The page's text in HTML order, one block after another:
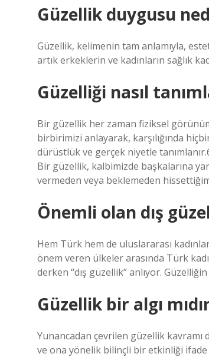
Güzellik duygusu
Güzellik, kelimenin tam anlamıyla,
artık erkeklerin ve kadınların sağlık
Güzelliği nasıl
Bir güzellik her zaman fiziksel
birbirimizi anlayarak, karşılığında
dürüstlük ve gerçek niyetle
Bir güzellik, kalbimizde başkalarına
vermeden veya beklemeden
Önemli olan dış
Hem Türk hem de uluslararası
önem veren ülkeler arasında Türk
derken “dış güzellik” anlıyor.
Güzellik bir algı
Yunancadan çevrilen güzellik kavramı
ve ona yönelik bilinçli bir etkinliği ifade